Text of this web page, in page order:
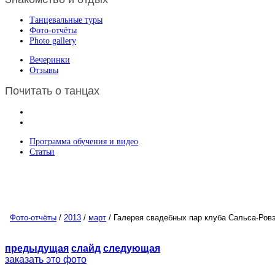
Танцевальные туры
Фото-отчёты
Photo gallery
Вечеринки
Отзывы
Почитать о танцах
Программа обучения и видео
Статьи
Фото-отчёты / 2013 / март / Галерея свадебных пар клуба Сальса-
предыдущая слайд следующая
заказать это фото